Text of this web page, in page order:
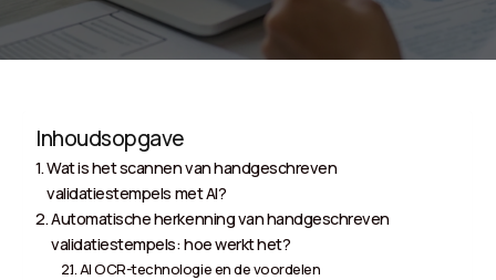
Inhoudsopgave
Wat is het scannen van handgeschreven
validatiestempels met AI?
Automatische herkenning van handgeschreven
validatiestempels: hoe werkt het?
AI OCR-technologie en de voordelen